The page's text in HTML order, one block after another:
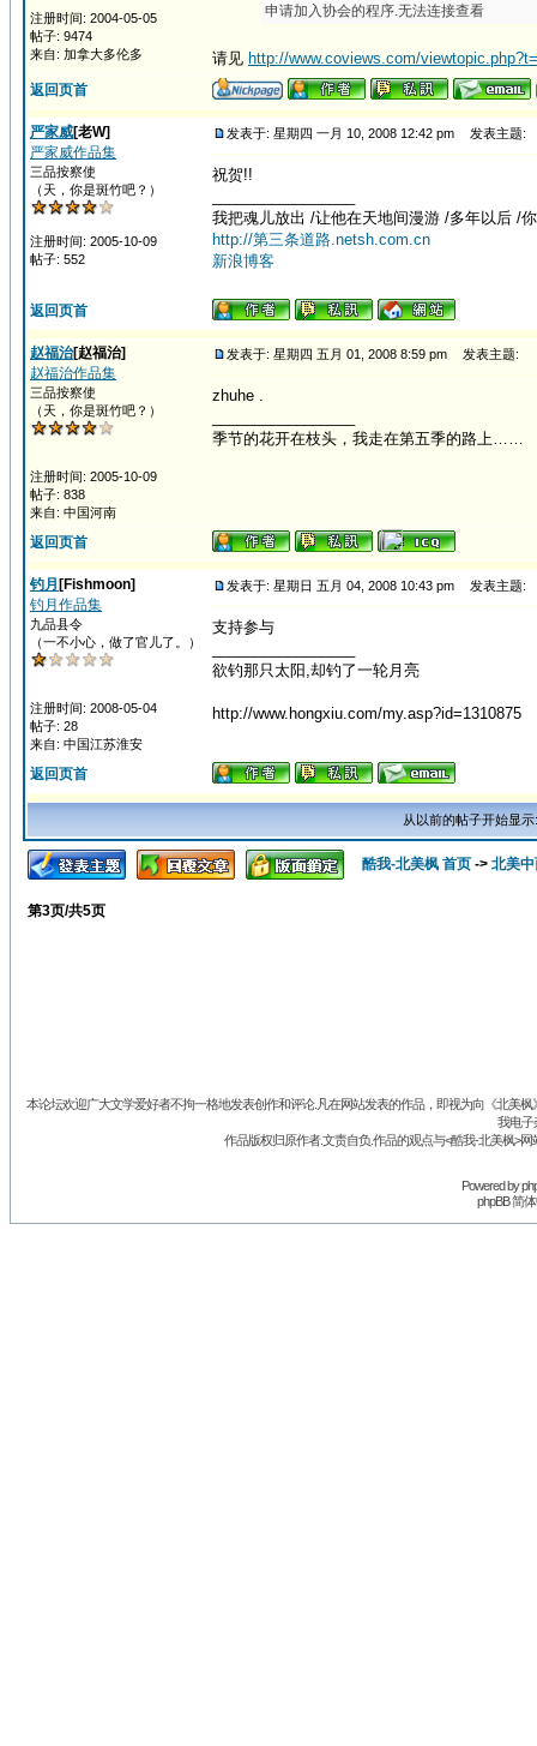
注册时间: 2004-05-05
帖子: 9474
来自: 加拿大多伦多
申请加入协会的程序.无法连接查看
请见 http://www.coviews.com/
返回页首
严家威[老W]
严家威作品集
三品按察使
（天，你是斑竹吧？）
注册时间: 2005-10-09
帖子: 552
发表于: 星期四 一月 10, 2008 12:42 pm 发表主题:
祝贺!!
我把魂儿放出 /让他在天地间漫游 /多年以后 /
http://第三条道路.netsh.com.cn
新浪博客
返回页首
赵福治[赵福治]
赵福治作品集
三品按察使
（天，你是斑竹吧？）
注册时间: 2005-10-09
帖子: 838
来自: 中国河南
发表于: 星期四 五月 01, 2008 8:59 pm 发表主题:
zhuhe .
季节的花开在枝头，我走在第五季的路上……
返回页首
钓月 [Fishmoon]
钓月作品集
九品县令
（一不小心，做了官儿了。）
注册时间: 2008-05-04
帖子: 28
来自: 中国江苏淮安
发表于: 星期日 五月 04, 2008 10:43 pm 发表主题:
支持参与
欲钓那只太阳,却钓了一轮月亮
http://www.hongxiu.com/my.asp?id=1310875
返回页首
从以前的帖子开始显
酷我-北美枫 首页 -> 北美
第3页/共5页
本论坛欢迎广大文学爱好者不拘一格地发表创作和评论.凡在网站发表的作品，即视为向《北美
我电子
作品版权归原作者.文责自负.作品的观点与<酷我-北美枫>
Powered by
phpBB 简